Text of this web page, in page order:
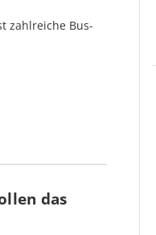
zahlreiche Bus-
das